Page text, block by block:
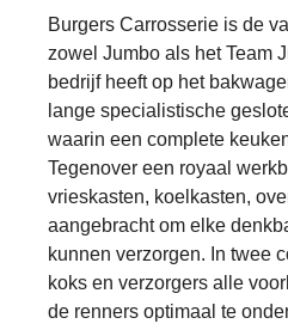
Burgers Carrosserie is de
zowel Jumbo als het Team
bedrijf heeft op het
lange specialistische
waarin een complete
Tegenover een royaal
vrieskasten, koelkasten,
aangebracht om elke
kunnen verzorgen. In twee
koks en verzorgers alle
de renners optimaal te